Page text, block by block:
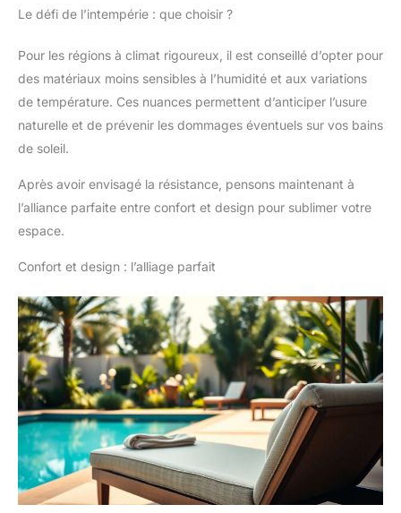
Le défi de l’intempérie : que choisir ?
Pour les régions à climat rigoureux, il est conseillé d’opter pour
des matériaux moins sensibles à l’humidité et aux variations
de température. Ces nuances permettent d’anticiper l’usure
naturelle et de prévenir les dommages éventuels sur vos bains
de soleil.
Après avoir envisagé la résistance, pensons maintenant à
l’alliance parfaite entre confort et design pour sublimer votre
espace.
Confort et design : l’alliage parfait